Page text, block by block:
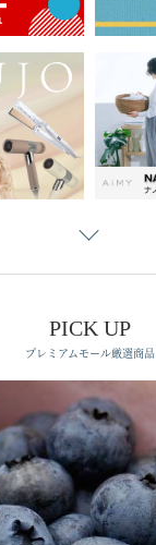
PICK UP
プレミアムモール厳選商品